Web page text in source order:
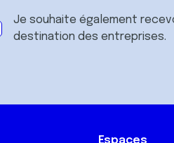
Je souhaite également
destination des entreprises.